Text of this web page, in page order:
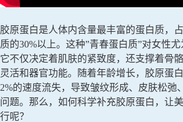
胶原蛋白是人体内含量最丰富的蛋白质，
质的30%以上。这种”青春蛋白质”对女性
它不仅决定着肌肤的紧致度，还支撑着骨
灵活和器官功能。随着年龄增长，胶原蛋
2%的速度流失，导致皱纹形成、皮肤松弛
问题。那么，如何科学补充胶原蛋白，让
行呢？